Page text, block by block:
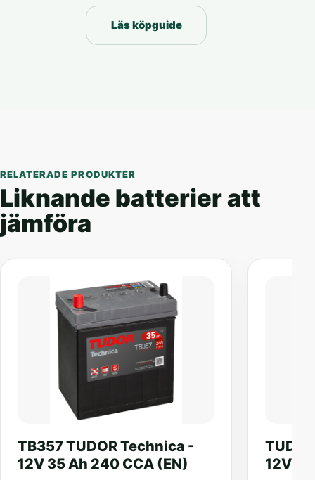
Läs köpguide
RELATERADE PRODUKTER
Liknande batterier att
jämföra
TB357 TUDOR Technica -
12V 35 Ah 240 CCA (EN)
12V